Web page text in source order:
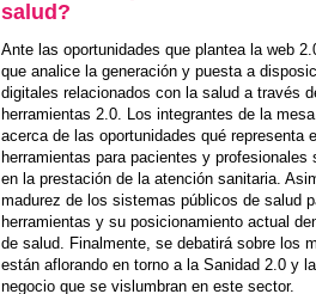
salud?
Ante las oportunidades que plantea la web
que analice la generación y puesta a
digitales relacionados con la salud a través
herramientas 2.0. Los integrantes de la
acerca de las oportunidades qué representa
herramientas para pacientes y
en la prestación de la atención sanitaria.
madurez de los sistemas públicos de salud
herramientas y su posicionamiento actual
de salud. Finalmente, se debatirá sobre los
están aflorando en torno a la Sanidad 2.0 y
negocio que se vislumbran en este sector.